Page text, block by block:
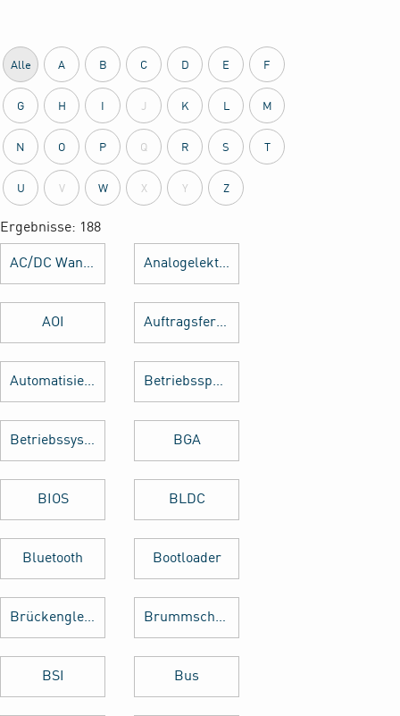
Alle A B C D E F
G H J K L M
N O P Q R S
U V W X Y Z
Ergebnisse: 188
AC/DC Wandler Analogelektronik
AOI Auftragsfertigung
Automatisierung Betriebsspannung
Betriebssystem BGA
BIOS BLDC
Bluetooth Bootloader
Brückengleichrichter Brummschleifen
BSI Bus